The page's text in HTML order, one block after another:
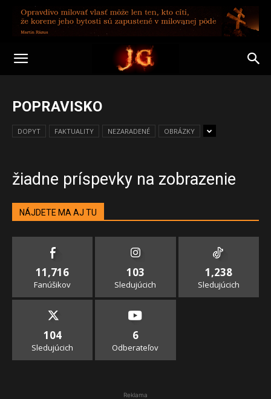
POPRAVISKO
DOPYT FAKTUALITY NEZARADENÉ OBRÁZKY
žiadne príspevky na zobrazenie
NÁJDETE MA AJ TU
11,716
Fanúšikov
103
Sledujúcich
1,238
Sledujúcich
104
Sledujúcich
6
Odberateľov
Reklama